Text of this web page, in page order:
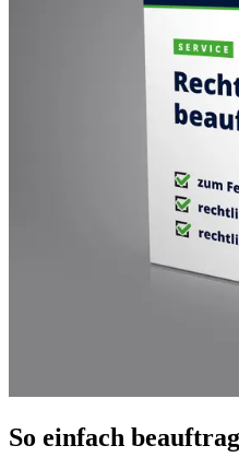
So einfach